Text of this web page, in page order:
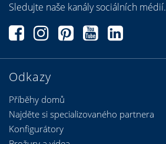
Odkazy
Příběhy domů
Najděte si specializovaného partnera
Konfigurátory
Sledujte naše kanály sociálních médií.